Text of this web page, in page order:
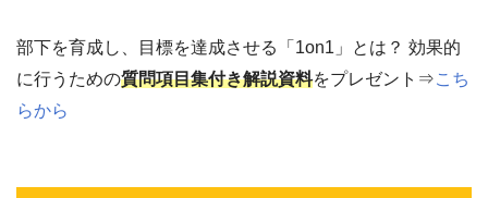
部下を育成し、目標を達成させる「1on1」とは？ 効果的
に行うための質問項目集付き解説資料をプレゼント⇒こち
らから